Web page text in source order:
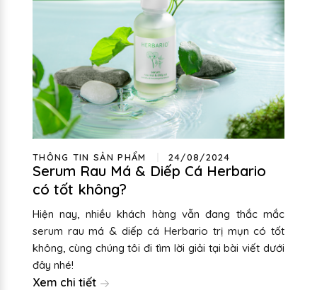
THÔNG TIN SẢN PHẨM 24/08/2024
Serum Rau Má & Diếp Cá Herbario
có tốt không?
Hiện nay, nhiều khách hàng vẫn đang thắc mắc
serum rau má & diếp cá Herbario trị mụn có tốt
không, cùng chúng tôi đi tìm lời giải tại bài viết dưới
đây nhé!
Xem chi tiết